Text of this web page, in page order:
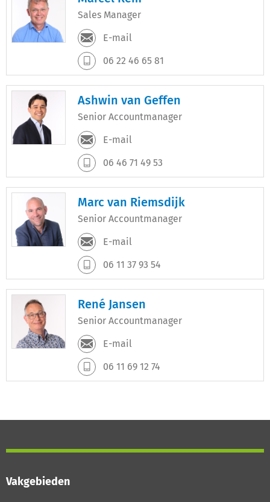
Sales Manager
E-mail
06 22 46 65 81
Ashwin van Geffen
Senior Accountmanager
E-mail
06 46 71 49 53
Marc van Riemsdijk
Senior Accountmanager
E-mail
06 11 37 93 54
René Jansen
Senior Accountmanager
E-mail
06 11 69 12 74
Vakgebieden